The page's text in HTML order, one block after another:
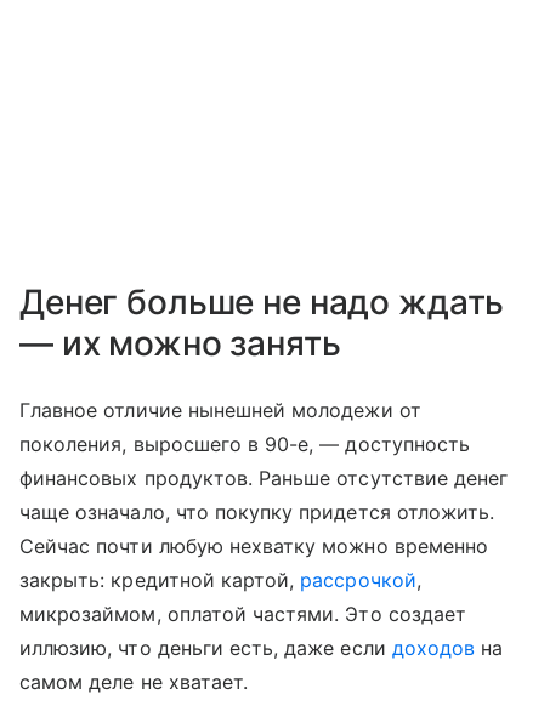
Денег больше не надо ждать
— их можно занять
Главное отличие нынешней молодежи от
поколения, выросшего в 90-е, — доступность
финансовых продуктов. Раньше отсутствие денег
чаще означало, что покупку придется отложить.
Сейчас почти любую нехватку можно временно
закрыть: кредитной картой, рассрочкой,
микрозаймом, оплатой частями. Это создает
иллюзию, что деньги есть, даже если доходов на
самом деле не хватает.